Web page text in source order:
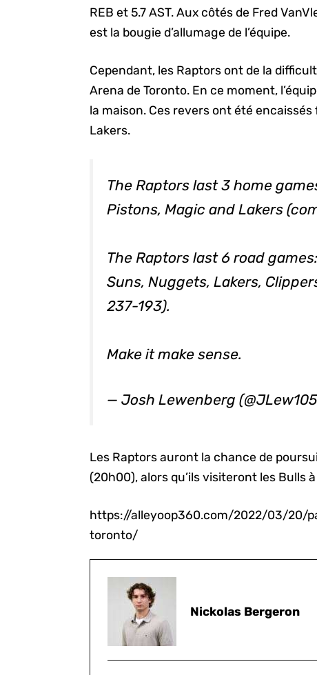
REB et 5.7 AST. Aux côtés de Fred
est la bougie d’allumage de l’équipe.
Cependant, les Raptors ont de la
Arena de Toronto. En ce moment,
la maison. Ces revers ont été
Lakers.
The Raptors last 3 home
Pistons, Magic and Lakers
The Raptors last 6 road
Suns, Nuggets, Lakers,
237-193).
Make it make sense.
— Josh Lewenberg
Les Raptors auront la chance de
(20h00), alors qu’ils visiteront les Bulls
https://alleyoop360.com/2022/03/20/
toronto/
Nickolas Bergeron